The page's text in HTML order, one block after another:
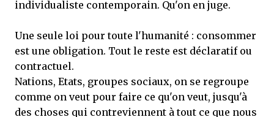
individualiste contemporain. Qu'on en juge.
Une seule loi pour toute l'humanité : consommer
est une obligation. Tout le reste est déclaratif ou
contractuel.
Nations, Etats, groupes sociaux, on se regroupe
comme on veut pour faire ce qu'on veut, jusqu'à
des choses qui contreviennent à tout ce que nous